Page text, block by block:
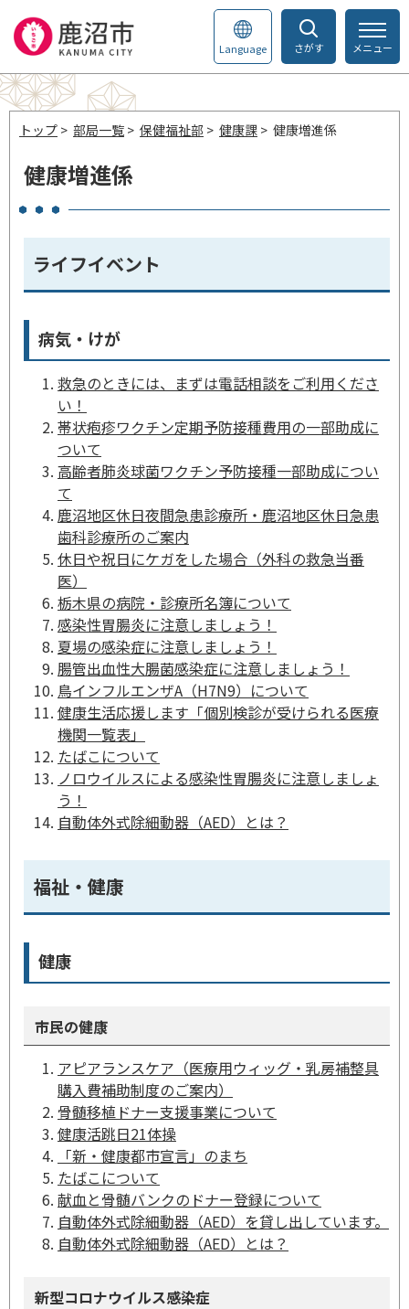
さがす
Language メニュー
トップ > 部局一覧 > 保健福祉部 > 健康課 > 健康増進係
健康増進係
ライフイベント
病気・けが
救急のときには、まずは電話相談をご利用くださ
い！
帯状疱疹ワクチン定期予防接種費用の一部助成に
ついて
高齢者肺炎球菌ワクチン予防接種一部助成につい
て
鹿沼地区休日夜間急患診療所・鹿沼地区休日急患
歯科診療所のご案内
休日や祝日にケガをした場合（外科の救急当番
医）
栃木県の病院・診療所名簿について
感染性胃腸炎に注意しましょう！
夏場の感染症に注意しましょう！
腸管出血性大腸菌感染症に注意しましょう！
鳥インフルエンザA（H7N9）について
健康生活応援します「個別検診が受けられる医療
機関一覧表」
たばこについて
ノロウイルスによる感染性胃腸炎に注意しましょ
う！
自動体外式除細動器（AED）とは？
福祉・健康
健康
市民の健康
アピアランスケア（医療用ウィッグ・乳房補整具
購入費補助制度のご案内）
骨髄移植ドナー支援事業について
健康活跳日21体操
「新・健康都市宣言」のまち
たばこについて
献血と骨髄バンクのドナー登録について
自動体外式除細動器（AED）を貸し出しています。
自動体外式除細動器（AED）とは？
新型コロナウイルス感染症